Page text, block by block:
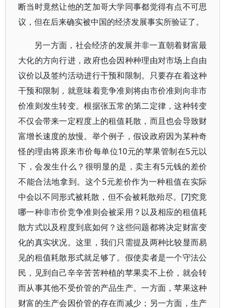
断当时竟然让他的芝加哥大学同事都觉得有点不可思
议，但在后来确实被中国的经济发展事实所验证了。
另一方面，社会经济的发展并非一直朝着财富最
大化的方向行进，政府也会因种种理由对市场上自由
议价以及签约活动进行干预和限制。只要存在着这种
干预和限制，就意味着竞争准则将由市价准则向非市
价准则发生转变。根据张五常的第二定律，这种转变
不仅会带来一定程度上的租值耗散，而且也会导致财
富增长速度的放慢。举个例子，假设政府因为某种奇
怪的理由将原来市价每单位10元的苹果管制在5元以
下，会发生什么？很明显的是，卖主有5元钱的差价
不能合法地拿到。这个5元差价作为一种租值在实际
中会以不同形式被耗散，但不会被耗散殆尽。[7]究竟
哪一种非市价竞争准则会被采用？以及相应的租值耗
散方式以及程度到底如何？这些问题都将决定财富变
化的真实状况。这里，我们只需提及两种比较显而易
见的租值耗散形式就足够了。假使卖者是一个守法公
民，见到自己辛辛苦苦种植的苹果卖不上价，就会转
而从事其他不受价管的产品生产。一方面，苹果这种
财富的生产会因价管的存在而减少；另一方面，生产